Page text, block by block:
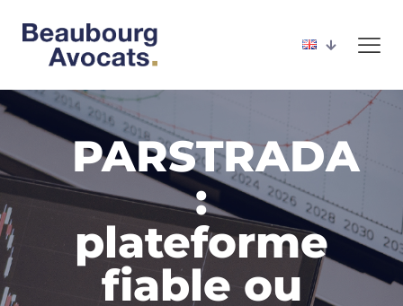
PARSTRADA
:
plateforme
fiable ou